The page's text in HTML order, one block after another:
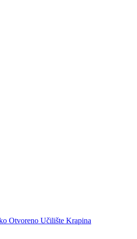
Otvoreno Učilište Krapina